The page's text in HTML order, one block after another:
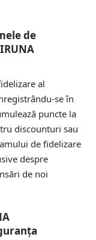
de
al
se în
puncte la
discounturi sau
de fidelizare
despre
de noi